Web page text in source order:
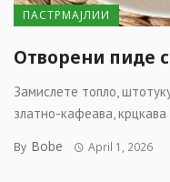
ПАСТРМАЈЛИИ
Отворени пиде
Замислете топло,
златно-кафеава,
By Bobe April 1, 2026